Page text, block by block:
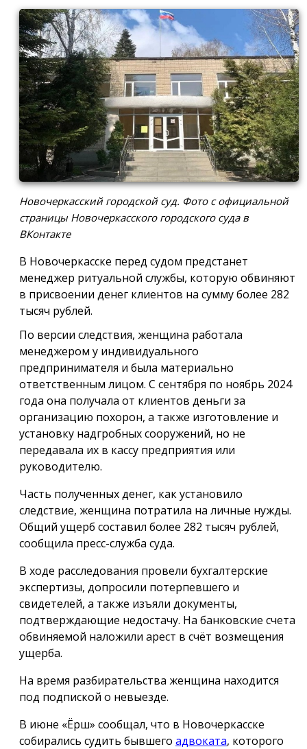
Новочеркасский городской суд. Фото с официальной
страницы Новочеркасского городского суда в
ВКонтакте
В Новочеркасске перед судом предстанет
менеджер ритуальной службы, которую обвиняют
в присвоении денег клиентов на сумму более 282
тысяч рублей.
По версии следствия, женщина работала
менеджером у индивидуального
предпринимателя и была материально
ответственным лицом. С сентября по ноябрь 2024
года она получала от клиентов деньги за
организацию похорон, а также изготовление и
установку надгробных сооружений, но не
передавала их в кассу предприятия или
руководителю.
Часть полученных денег, как установило
следствие, женщина потратила на личные нужды.
Общий ущерб составил более 282 тысяч рублей,
сообщила пресс-служба суда.
В ходе расследования провели бухгалтерские
экспертизы, допросили потерпевшего и
свидетелей, а также изъяли документы,
подтверждающие недостачу. На банковские счета
обвиняемой наложили арест в счёт возмещения
ущерба.
На время разбирательства женщина находится
под подпиской о невыезде.
В июне «Ёрш» сообщал, что в Новочеркасске
собирались судить бывшего адвоката, которого